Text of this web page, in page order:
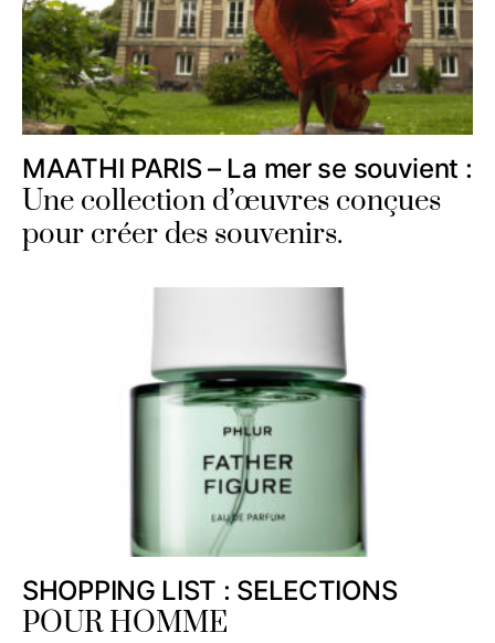
MAATHI PARIS – La mer se souvient :
Une collection d’œuvres conçues
pour créer des souvenirs.
SHOPPING LIST : SELECTIONS
POUR HOMME